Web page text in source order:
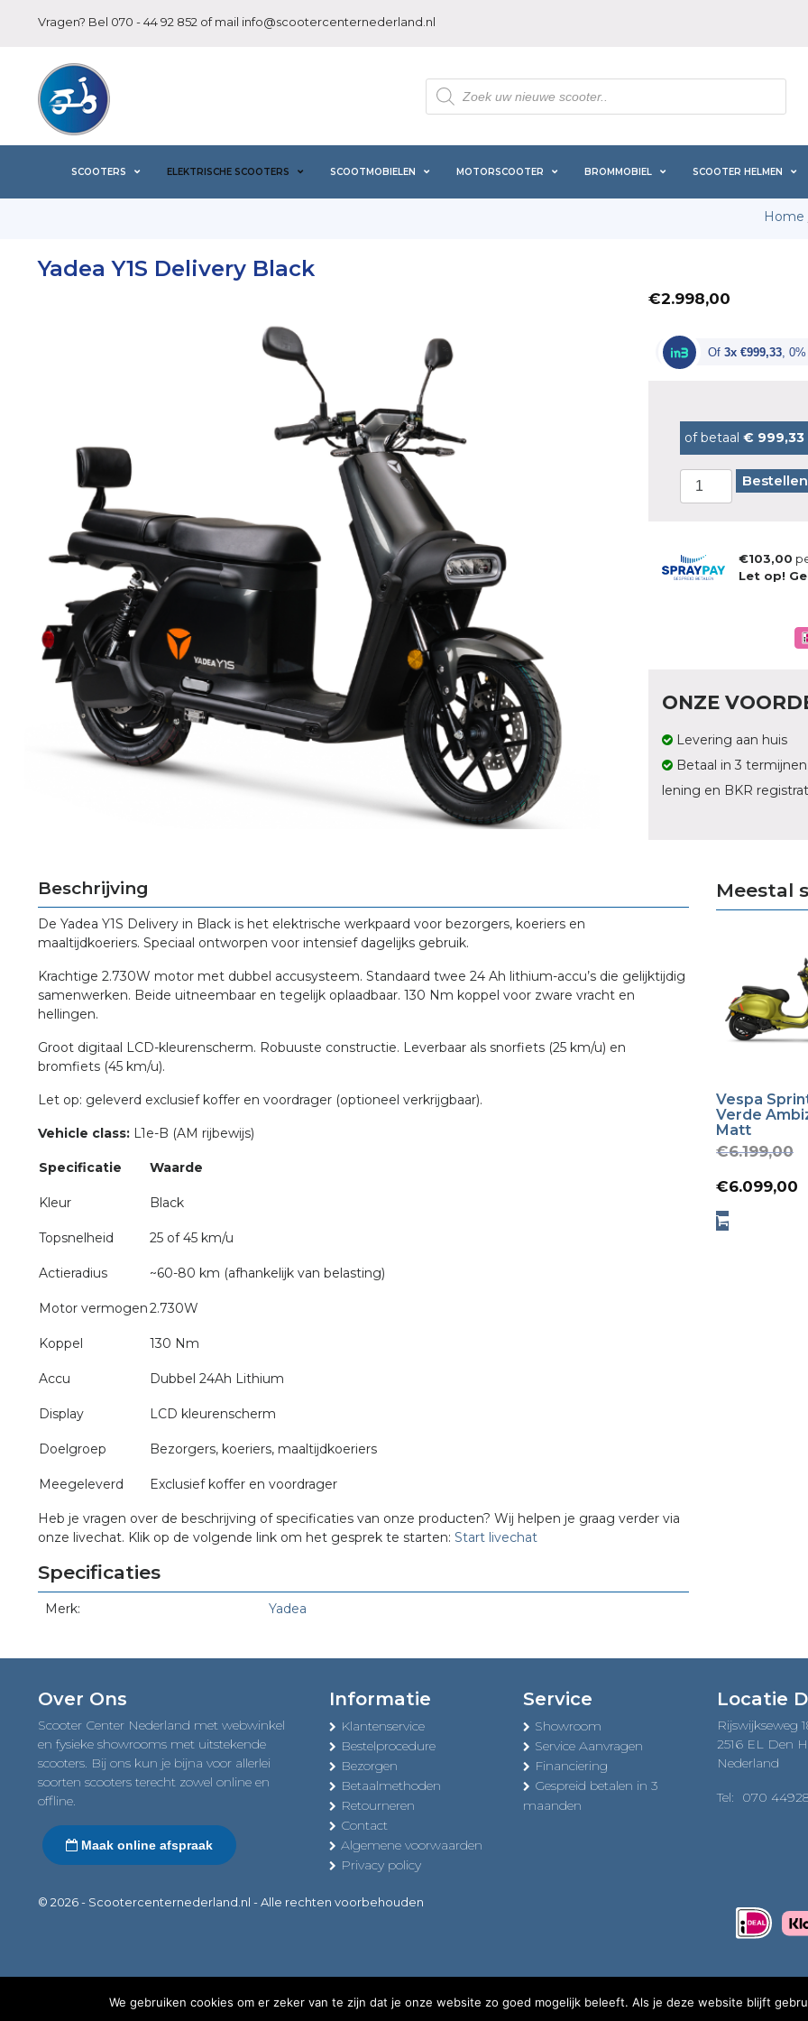
Vragen? Bel 070 - 44 92 852 of mail info@scootercenternederland.nl
Producten
zoeken
SCOOTERS ELEKTRISCHE SCOOTERS SCOOTMOBIELEN MOTORSCOOTER BROMMOBIEL SCOOTER HELMEN
Home
Yadea Y1S Delivery Black
€2.998,00
Of 3x €999,33, 0%
of betaal € 999,33
€103,00
Let op!
ONZE
Levering aan huis
Betaal in 3
lening en BKR
Beschrijving
De Yadea Y1S Delivery in Black is het elektrische werkpaard voor bezorgers, koeriers en
maaltijdkoeriers. Speciaal ontworpen voor intensief dagelijks gebruik.
Krachtige 2.730W motor met dubbel accusysteem. Standaard twee 24 Ah lithium-accu’s die gelijktijdig
samenwerken. Beide uitneembaar en tegelijk oplaadbaar. 130 Nm koppel voor zware vracht en
hellingen.
Groot digitaal LCD-kleurenscherm. Robuuste constructie. Leverbaar als snorfiets (25 km/u) en
bromfiets (45 km/u).
Let op: geleverd exclusief koffer en voordrager (optioneel verkrijgbaar).
Vehicle class: L1e-B (AM rijbewijs)
Specificatie Waarde
Kleur Black
Topsnelheid 25 of 45 km/u
Actieradius ~60-80 km (afhankelijk van belasting)
Motor vermogen2.730W
Koppel 130 Nm
Accu Dubbel 24Ah Lithium
Display LCD kleurenscherm
Doelgroep Bezorgers, koeriers, maaltijdkoeriers
Meegeleverd Exclusief koffer en voordrager
Heb je vragen over de beschrijving of specificaties van onze producten? Wij helpen je graag verder via
onze livechat. Klik op de volgende link om het gesprek te starten: Start livechat
Specificaties
Merk: Yadea
Meestal
Vespa
Verde
Matt
€6.199,00
€6.099,00
Over Ons
Scooter Center Nederland met webwinkel
en fysieke showrooms met uitstekende
scooters. Bij ons kun je bijna voor allerlei
soorten scooters terecht zowel online en
offline.
Maak online afspraak
Informatie
Klantenservice
Bestelprocedure
Bezorgen
Betaalmethoden
Retourneren
Contact
Algemene voorwaarden
Privacy policy
Service
Showroom
Service Aanvragen
Financiering
Gespreid betalen in 3
maanden
Locatie
Rijswijkseweg
2516 EL Den
Nederland
Tel: 070
© 2026 - Scootercenternederland.nl - Alle rechten voorbehouden
We gebruiken cookies om er zeker van te zijn dat je onze website zo goed mogelijk beleeft. Als je deze website blijft